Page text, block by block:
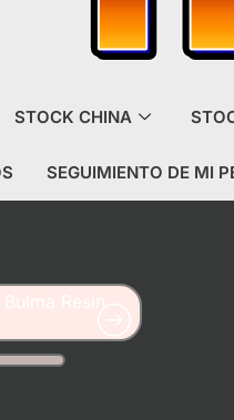
STOCK CHINA
SEGUIMIENTO DE MI